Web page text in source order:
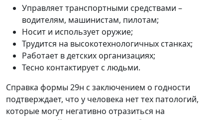
Управляет транспортными средствами –
водителям, машинистам, пилотам;
Носит и использует оружие;
Трудится на высокотехнологичных станках;
Работает в детских организациях;
Тесно контактирует с людьми.
Справка формы 29н с заключением о годности
подтверждает, что у человека нет тех патологий,
которые могут негативно отразиться на